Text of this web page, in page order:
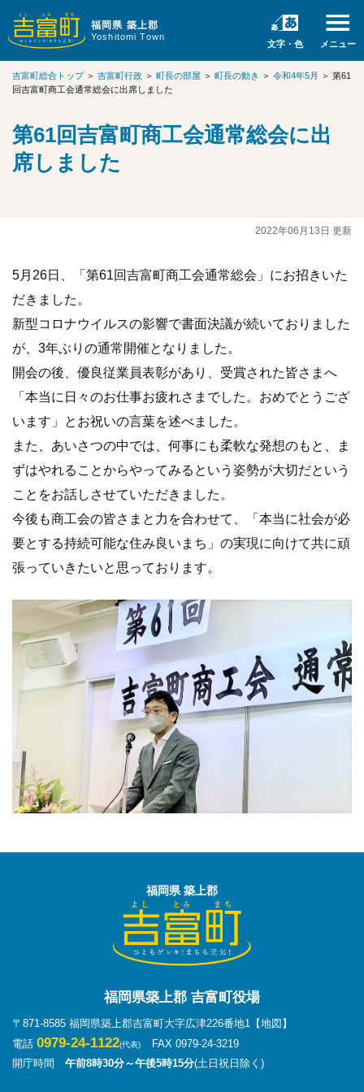
福岡県 築上郡
Yoshitomi Town
文字・色 メニュー
吉富町総合トップ＞ 吉富町行政 ＞ 町長の部屋 ＞ 町長の動き ＞ 令和4年5月 ＞ 第61
回吉富町商工会通常総会に出席しました
第61回吉富町商工会通常総会に出
席しました
2022年06月13日 更新
5月26日、「第61回吉富町商工会通常総会」にお招きいた
だきました。
新型コロナウイルスの影響で書面決議が続いておりました
が、3年ぶりの通常開催となりました。
開会の後、優良従業員表彰があり、受賞された皆さまへ
「本当に日々のお仕事お疲れさまでした。おめでとうござ
います」とお祝いの言葉を述べました。
また、あいさつの中では、何事にも柔軟な発想のもと、ま
ずはやれることからやってみるという姿勢が大切だという
ことをお話しさせていただきました。
今後も商工会の皆さまと力を合わせて、「本当に社会が必
要とする持続可能な住み良いまち」の実現に向けて共に頑
張っていきたいと思っております。
福岡県 築上郡
福岡県築上郡 吉富町役場
〒871-8585 福岡県築上郡吉富町大字広津226番地1 【地図】
電話 0979-24-1122(代表)
FAX 0979-24-3219
開庁時間 午前8時30分～午後5時15分(土日祝日除く)